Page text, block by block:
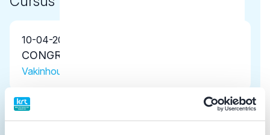
10-04-2026
CONGRES GEBITSSLIJTAGE2026
Vakinhoudelijke scholing
14-11-2025
Gnathologie is meer dan een pijntje in de